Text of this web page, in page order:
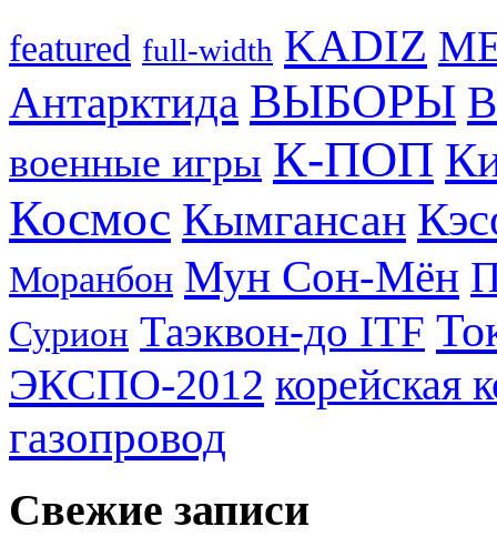
featured full-width KADIZ
Антарктида ВЫБОРЫ
военные игры К-ПОП
Космос Кымгансан
Моранбон Мун Сон-Мён
Сурион Таэквон-до ITF
ЭКСПО-2012 корейская
газопровод
Свежие записи